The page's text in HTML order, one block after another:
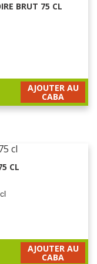
BRUT 75 CL
AJOUTER AU
CABA
CL
AJOUTER AU
CABA